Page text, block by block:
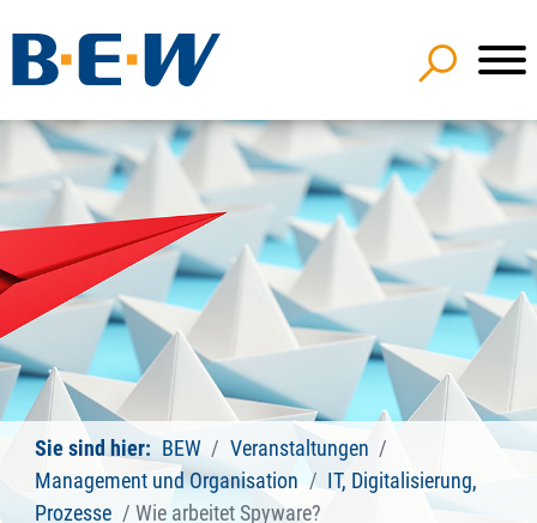
Sie sind hier: BEW
Veranstaltungen
Management und Organisation
IT, Digitalisierung,
Prozesse
Wie arbeitet Spyware?